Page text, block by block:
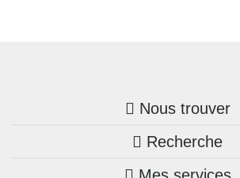
Nous trouver
Trouver une agence
Recherche